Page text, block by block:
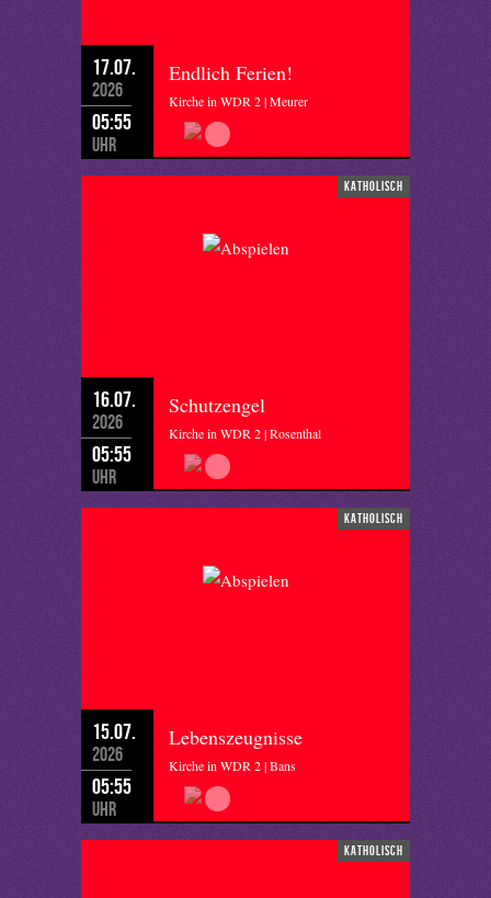
17.07.
2026
05:55
Uhr
Endlich Ferien!
Kirche in WDR 2 | Meurer
katholisch
16.07.
2026
05:55
Uhr
Schutzengel
Kirche in WDR 2 | Rosenthal
katholisch
15.07.
2026
05:55
Uhr
Lebenszeugnisse
Kirche in WDR 2 | Bans
katholisch